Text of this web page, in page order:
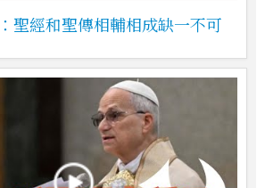
聖經和聖傳相輔相成缺一不可